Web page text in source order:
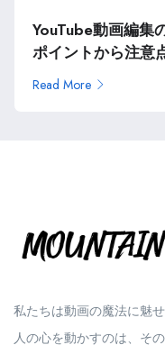
YouTube動画編集
ポイントから注意
Read More
私たちは動画の魔法に魅せ
人の心を動かすのは、そ